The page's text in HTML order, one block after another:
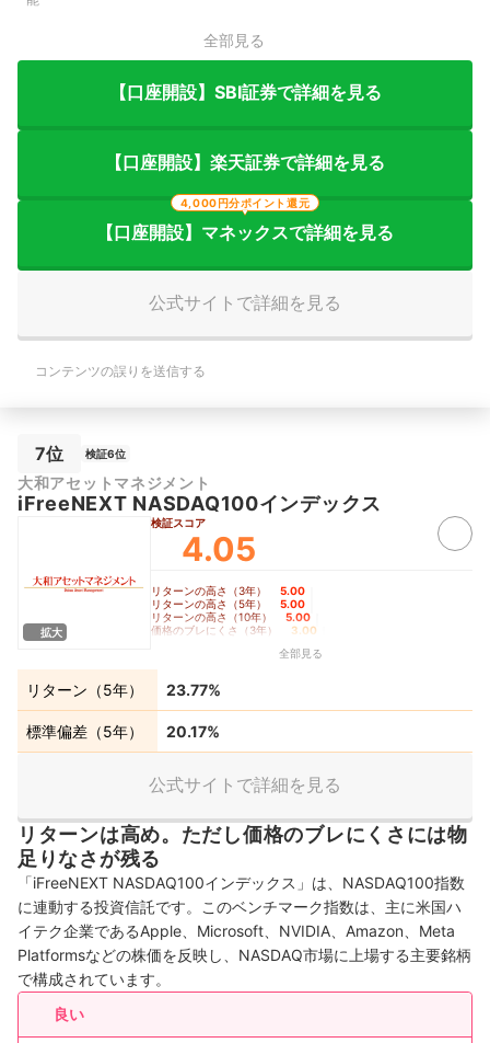
全部見る
【口座開設】SBI証券で詳細を見る
【口座開設】楽天証券で詳細を見る
【口座開設】マネックスで詳細を見る
4,000円分ポイント還元
公式サイトで詳細を見る
コンテンツの誤りを送信する
7位 検証6位
大和アセットマネジメント
iFreeNEXT NASDAQ100インデックス
拡大
検証スコア
4.05
リターンの高さ（3年） 5.00
リターンの高さ（5年） 5.00
リターンの高さ（10年） 5.00
価格のブレにくさ（3年） 3.00
価格のブレにくさ（10年） 3.00
コロナショック時の耐久度
全部見る
リターン（5年） 23.77%
標準偏差（5年） 20.17%
公式サイトで詳細を見る
リターンは高め。ただし価格のブレにくさには物
足りなさが残る
「iFreeNEXT NASDAQ100インデックス」は、NASDAQ100指数
に連動する投資信託です。このベンチマーク指数は、主に米国ハ
イテク企業であるApple、Microsoft、NVIDIA、Amazon、Meta
Platformsなどの株価を反映し、NASDAQ市場に上場する主要銘柄
で構成されています。
良い